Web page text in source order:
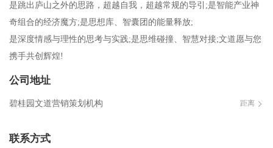
是跳出庐山之外的思路，超越自我，超越常规的导引;是智能产业神
奇组合的经济魔方;是思想库、智囊团的能量释放;
是深度情感与理性的思考与实践;是思维碰撞、智慧对接;文道愿与您
携手共创辉煌!
公司地址
距离
碧桂园文道营销策划机构
联系方式